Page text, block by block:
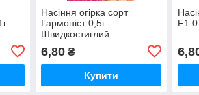
Насіння огірка сорт
Гармоніст 0,5г.
Швидкостиглий
6,80₴
Купити
F1